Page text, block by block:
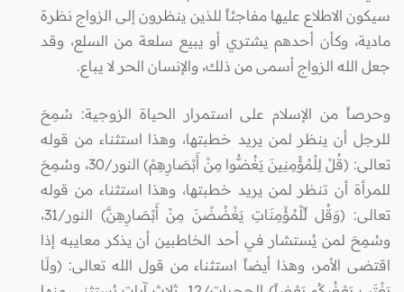
سيكون الاطلاع عليها مفاجئاً للذين ينظرون إلى الزواج نظرة
مادية، وكأن أحدهم يشتري أو يبيع سلعة من السلع، وقد
جعل الله الزواج أسمى من ذلك، والإنسان الحر لا يباع.
وحرصاً من الإسلام على استمرار الحياة الزوجية: سُمِحَ
للرجل أن ينظر لمن يريد خطبتها، وهذا استثناء من قوله
تعالى: (قُلْ لِلْمُؤْمِنِينَ يَغُضُّوا مِنْ أَبْصَارِهِمْ) النور/30، وسُمِحَ
للمرأة أن تنظر لمن يريد خطبتها، وهذا استثناء من قوله
تعالى: (وَقُل لِّلْمُؤْمِنَاتِ يَغْضُضْنَ مِنْ أَبْصَارِهِنَّ) النور/31،
وسُمِحَ لمن يُستشار في أحد الخاطبين أن يذكر معايبه إذا
اقتضى الأمر، وهذا أيضاً استثناء من قول الله تعالى: (ولَا